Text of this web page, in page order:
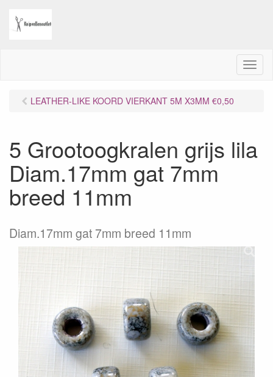
M
e
LEATHER-LIKE KOORD VIERKANT 5M X3MM €0,50
5 Grootoogkralen grijs lila
Diam.17mm gat 7mm
breed 11mm
Diam.17mm gat 7mm breed 11mm